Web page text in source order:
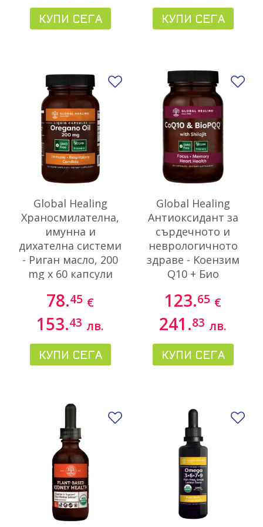
КУПИ СЕГА КУПИ СЕГА
Global Healing
Храносмилателна,
имунна и
дихателна системи
- Риган масло, 200
mg x 60 капсули
78.45 €
153.43 лв.
КУПИ СЕГА
Добави в любими
Global Healing
Антиоксидант за
сърдечното и
неврологичното
здраве - Kоензим
Q10 + Био
хинон & Шилажит,
60 капсули
123.65 €
241.83 лв.
КУПИ СЕГА
Добави в любими